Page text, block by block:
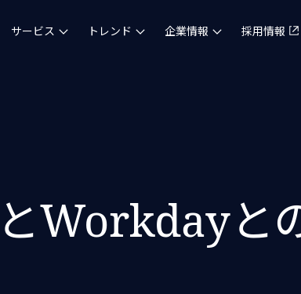
サービス トレンド 企業情報 採用情報
Workdayと